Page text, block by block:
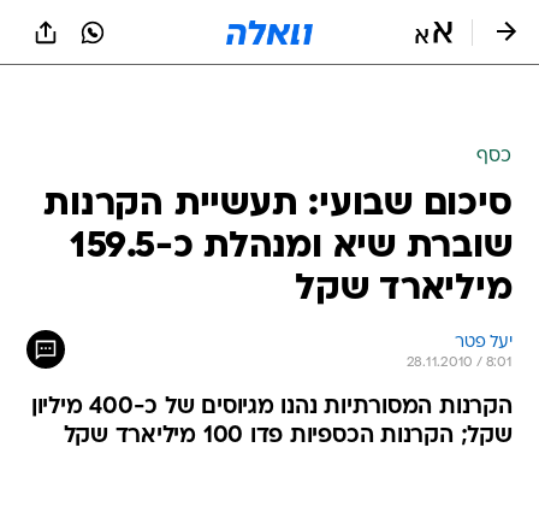
כסף
סיכום שבועי: תעשיית הקרנות
שוברת שיא ומנהלת כ-159.5
מיליארד שקל
יעל פטר
28.11.2010 / 8:01
הקרנות המסורתיות נהנו מגיוסים של כ-400 מיליון
שקל; הקרנות הכספיות פדו 100 מיליארד שקל